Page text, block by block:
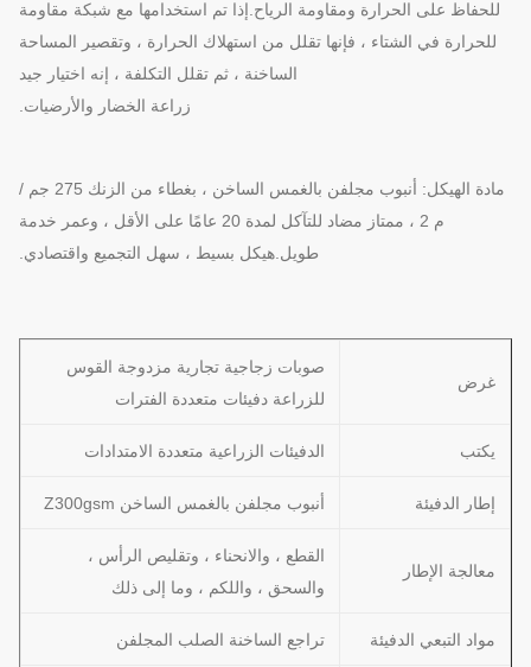
للحفاظ على الحرارة ومقاومة الرياح.إذا تم استخدامها مع شبكة مقاومة
للحرارة في الشتاء ، فإنها تقلل من استهلاك الحرارة ، وتقصير المساحة
الساخنة ، ثم تقلل التكلفة ، إنه اختيار جيد
زراعة الخضار والأرضيات.
مادة الهيكل: أنبوب مجلفن بالغمس الساخن ، بغطاء من الزنك 275 جم /
م 2 ، ممتاز مضاد للتآكل لمدة 20 عامًا على الأقل ، وعمر خدمة
طويل.هيكل بسيط ، سهل التجميع واقتصادي.
غرض
صوبات زجاجية تجارية مزدوجة القوس
للزراعة دفيئات متعددة الفترات
يكتب الدفيئات الزراعية متعددة الامتدادات
إطار الدفيئة أنبوب مجلفن بالغمس الساخن Z300gsm
معالجة الإطار
القطع ، والانحناء ، وتقليص الرأس ،
والسحق ، واللكم ، وما إلى ذلك
مواد التبعي الدفيئة تراجع الساخنة الصلب المجلفن